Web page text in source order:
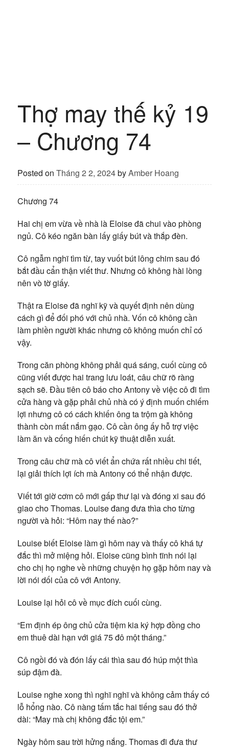
Thợ may thế kỷ 19
– Chương 74
Posted on Tháng 2 2, 2024byAmber Hoang
Chương 74
Hai chị em vừa về nhà là Eloise đã chui vào phòng
ngủ. Cô kéo ngăn bàn lấy giấy bút và thắp đèn.
Cô ngẫm nghĩ tìm từ, tay vuốt bút lông chim sau đó
bắt đầu cẩn thận viết thư. Nhưng cô không hài lòng
nên vò tờ giấy.
Thật ra Eloise đã nghĩ kỹ và quyết định nên dùng
cách gì để đối phó với chủ nhà. Vốn cô không cần
làm phiền người khác nhưng cô không muốn chỉ có
vậy.
Trong căn phòng không phải quá sáng, cuối cùng cô
cũng viết được hai trang lưu loát, câu chữ rõ ràng
sạch sẽ. Đầu tiên cô báo cho Antony về việc cô đi tìm
cửa hàng và gặp phải chủ nhà có ý định muốn chiếm
lợi nhưng cô có cách khiến ông ta trộm gà không
thành còn mất nắm gạo. Cô cần ông ấy hỗ trợ việc
làm ăn và cống hiến chút kỹ thuật diễn xuất.
Trong câu chữ mà cô viết ẩn chứa rất nhiều chi tiết,
lại giải thích lợi ích mà Antony có thể nhận được.
Viết tới giờ cơm cô mới gấp thư lại và đóng xi sau đó
giao cho Thomas. Louise đang đưa thìa cho từng
người và hỏi: “Hôm nay thế nào?”
Louise biết Eloise làm gì hôm nay và thấy cô khá tự
đắc thì mở miệng hỏi. Eloise cũng bình tĩnh nói lại
cho chị họ nghe về những chuyện họ gặp hôm nay và
lời nói dối của cô với Antony.
Louise lại hỏi cô về mục đích cuối cùng.
“Em định ép ông chủ cửa tiệm kia ký hợp đồng cho
em thuê dài hạn với giá 75 đô một tháng.”
Cô ngồi đó và đón lấy cái thìa sau đó húp một thìa
súp đậm đà.
Louise nghe xong thì nghĩ nghĩ và không cảm thấy có
lỗ hổng nào. Cô nàng tấm tắc hai tiếng sau đó thở
dài: “May mà chị không đắc tội em.”
Ngày hôm sau trời hửng nắng. Thomas đi đưa thư